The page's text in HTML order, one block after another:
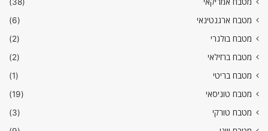
מטבח ארגנטינאי
(6)
מטבח בולגרי
(2)
מטבח ברזילאי
(2)
מטבח בריטי
(1)
מטבח טוניסאי
(19)
מטבח טורקי
(3)